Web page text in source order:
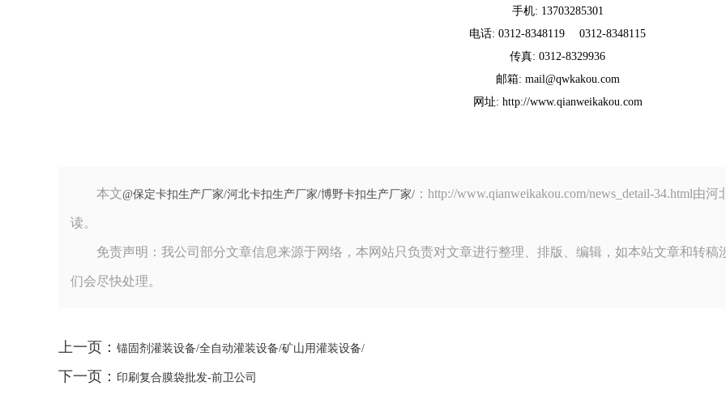
手机: 13703285301
电话: 0312-8348119 0312-8348115
传真: 0312-8329936
邮箱: mail@qwkakou.com
网址: http://www.qianweikakou.com
本文@保定卡扣生产厂家/河北卡扣生产厂家/博野卡扣生产厂家/ ：http://www.qianweikakou.com/news_detail-34.html
读。
免责声明：我公司部分文章信息来源于网络，本网站只负责对文章进行整理、排版、编辑，如本站文章和转
们会尽快处理。
上一页： 锚固剂灌装设备/全自动灌装设备/矿山用灌装设备/
下一页： 印刷复合膜袋批发-前卫公司